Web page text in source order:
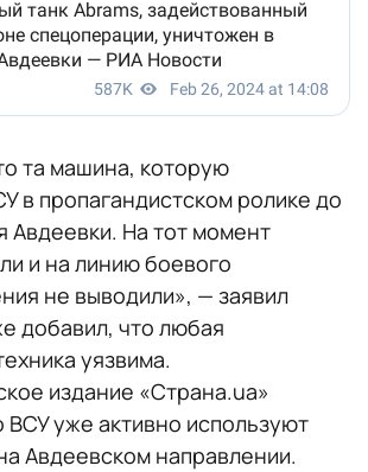
та машина, которую
в пропагандистском ролике до
Авдеевки. На тот момент
и на линию боевого
не выводили», — заявил
добавил, что любая
уязвима.
издание «Страна.ua»
уже активно используют
Авдеевском направлении.